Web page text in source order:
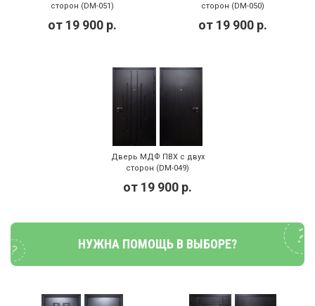
сторон (DM-051)
от 19 900 р.
сторон (DM-050)
от 19 900 р.
Дверь МДФ ПВХ с двух
сторон (DM-049)
от 19 900 р.
НУЖНА ПОМОЩЬ В ВЫБОРЕ?